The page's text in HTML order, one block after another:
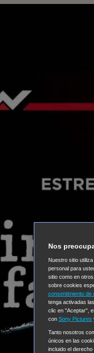
Nos
Nuestro sitio
personal para
sitio como en
sobre cookies
consentimiento de
tenga activadas
clic en "Aceptar",
con Sony Pictures
Tanto nosotros
únicos en las
incluido el